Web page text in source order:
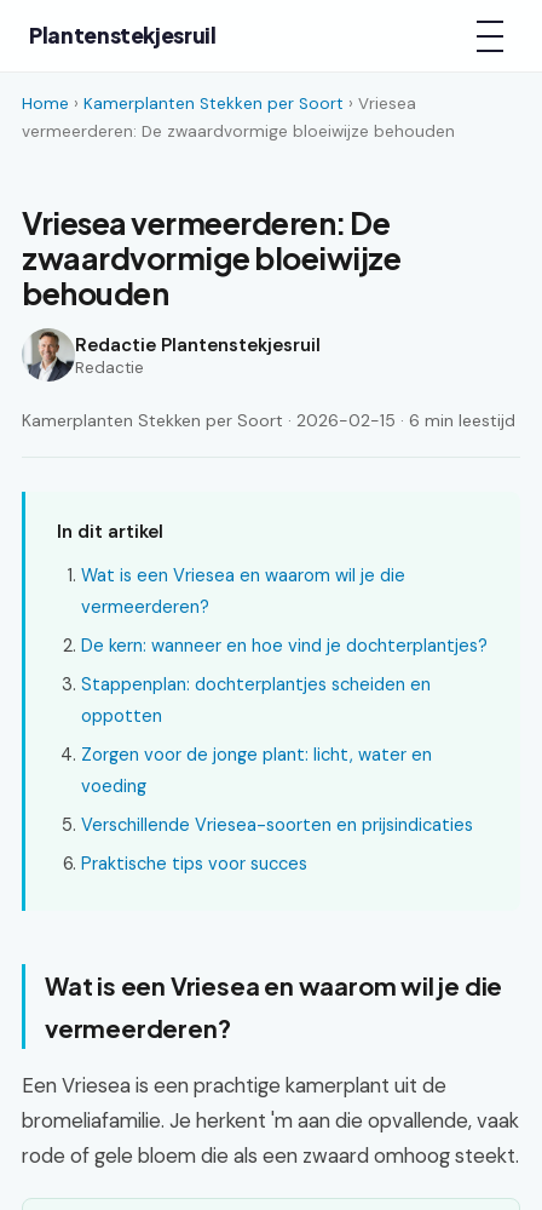
Plantenstekjesruil
Home › Kamerplanten Stekken per Soort › Vriesea
vermeerderen: De zwaardvormige bloeiwijze behouden
Vriesea vermeerderen: De
zwaardvormige bloeiwijze
behouden
Redactie Plantenstekjesruil
Redactie
Kamerplanten Stekken per Soort · 2026-02-15 · 6 min leestijd
In dit artikel
Wat is een Vriesea en waarom wil je die
vermeerderen?
De kern: wanneer en hoe vind je dochterplantjes?
Stappenplan: dochterplantjes scheiden en
oppotten
Zorgen voor de jonge plant: licht, water en
voeding
Verschillende Vriesea-soorten en prijsindicaties
Praktische tips voor succes
Wat is een Vriesea en waarom wil je die
vermeerderen?
Een Vriesea is een prachtige kamerplant uit de
bromeliafamilie. Je herkent 'm aan die opvallende, vaak
rode of gele bloem die als een zwaard omhoog steekt.